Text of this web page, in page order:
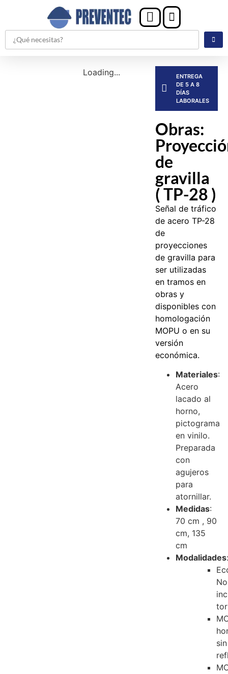
Loading...
ENTREGA
DE 5 A 8
DÍAS
LABORALES
Obras:
de
gravilla
( TP-28 )
Señal de tráfico
de acero TP-28
de
proyecciones
de gravilla para
ser utilizadas
en tramos en
obras y
disponibles con
homologación
MOPU o en su
versión
económica.
Materiales:
Acero
lacado al
horno,
pictograma
en vinilo.
Preparada
con
agujeros
para
atornillar.
Medidas:
70 cm , 90
cm, 135
cm
Modalidades
No
sin